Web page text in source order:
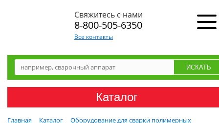
Свяжитесь с нами
8-800-505-6350
Все контакты
Каталог
Главная Каталог
Оборудование для сварки полимерных